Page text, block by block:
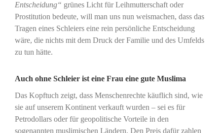
Entscheidung“ grünes Licht für Leihmutterschaft oder
Prostitution bedeute, will man uns nun weismachen, dass das
Tragen eines Schleiers eine rein persönliche Entscheidung
wäre, die nichts mit dem Druck der Familie und des Umfelds
zu tun hätte.
Auch ohne Schleier ist eine Frau eine gute Muslima
Das Kopftuch zeigt, dass Menschenrechte käuflich sind, wie
sie auf unserem Kontinent verkauft wurden – sei es für
Petrodollars oder für geopolitische Vorteile in den
sogenannten muslimischen Ländern. Den Preis dafür zahlen